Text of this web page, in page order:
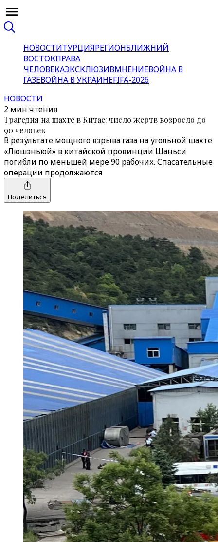
НОВОСТИТУРЦИЯРЕГИОНБЛИЖНИЙ
ВОСТОКПРАВА
ЧЕЛОВЕКАЭКСКЛЮЗИВМНЕНИЕВОЙНА В
ГАЗЕВОЙНА В УКРАИНЕFIFA-2026
НОВОСТИ
2 мин чтения
Трагедия на шахте в Китае: число жертв возросло до
90 человек
В результате мощного взрыва газа на угольной шахте
«Люшэньюй» в китайской провинции Шаньси
погибли по меньшей мере 90 рабочих. Спасательные
операции продолжаются
Поделиться